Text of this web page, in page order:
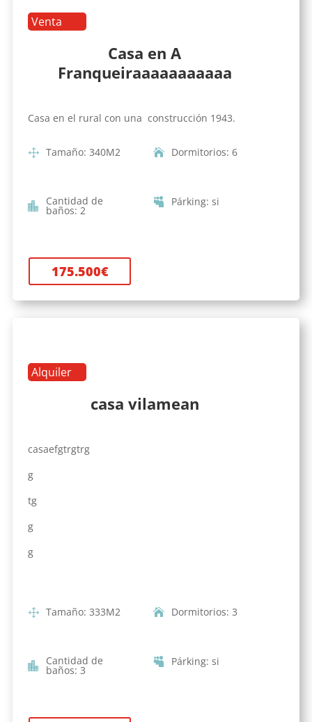
Venta
Casa en A
Franqueiraaaaaaaaaaa
Casa en el rural con una construcción 1943.
Tamaño: 340M2 Dormitorios: 6
Cantidad de
baños: 2
Párking: si
175.500€
Alquiler
casa vilamean
casaefgtrgtrg
g
tg
g
g
Tamaño: 333M2 Dormitorios: 3
Cantidad de
baños: 3
Párking: si